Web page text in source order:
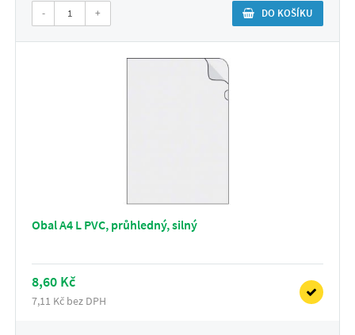
- + DO KOŠÍKU
Obal A4 L PVC, průhledný, silný
8,60 Kč
7,11 Kč bez DPH